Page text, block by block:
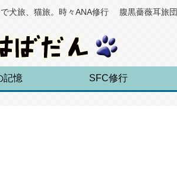
犬旅、猫旅。時々ANA修行 腹黒薔薇耳旅団
記憶 SFC修行